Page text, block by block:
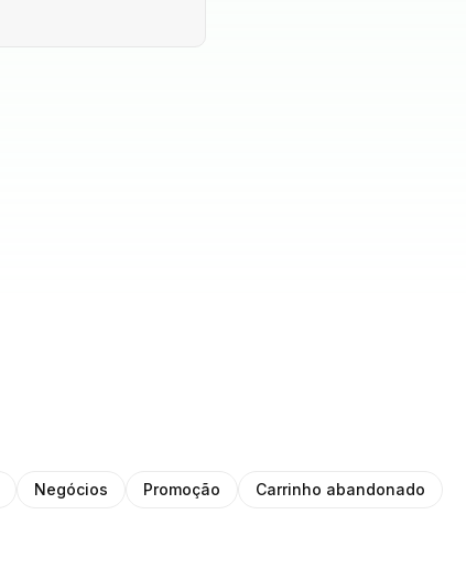
Negócios Promoção Carrinho abandonado